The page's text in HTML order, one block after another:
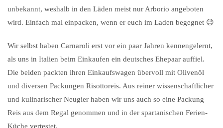
unbekannt, weshalb in den Läden meist nur Arborio angeboten
wird. Einfach mal einpacken, wenn er euch im Laden begegnet 😉
Wir selbst haben Carnaroli erst vor ein paar Jahren kennengelernt,
als uns in Italien beim Einkaufen ein deutsches Ehepaar auffiel.
Die beiden packten ihren Einkaufswagen übervoll mit Olivenöl
und diversen Packungen Risottoreis. Aus reiner wissenschaftlicher
und kulinarischer Neugier haben wir uns auch so eine Packung
Reis aus dem Regal genommen und in der spartanischen Ferien-
Küche vertestet.